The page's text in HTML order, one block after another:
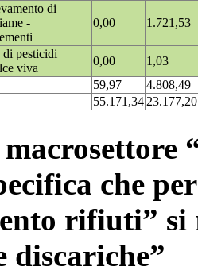
di
-
0,00 1.721,53
di pesticidi
viva
0,00
1,03
59,97
4.808,49
55.171,3423.177,20
che
rifiuti”
discariche”